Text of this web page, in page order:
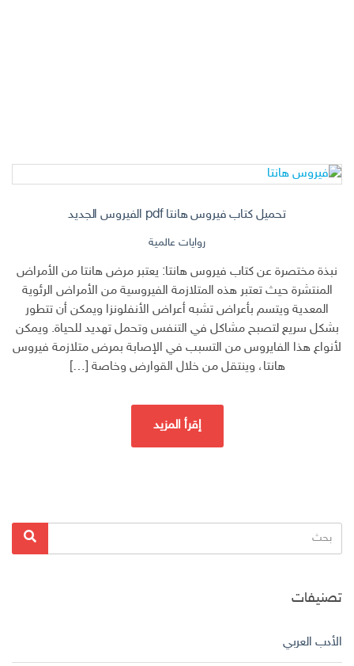
تحميل كتاب فيروس هانتا pdf الفيروس الجديد
روايات عالمية
نبذة مختصرة عن كتاب فيروس هانتا: يعتبر مرض هانتا من الأمراض
المنتشرة حيث تعتبر هذه المتلازمة الفيروسية من الأمراض الرئوية
المعدية ويتسم بأعراض تشبه أعراض الأنفلونزا ويمكن أن تتطور
بشكل سريع لتصبح مشاكل في التنفس وتحمل تهديد للحياة. ويمكن
لأنواع هذا الفايروس من التسبب في الإصابة بمرض متلازمة فيروس
هانتا، وينتقل من خلال القوارض وخاصة […]
إقرأ المزيد
البحث
عن:
بحث
تصنيفات
الأدب العربي